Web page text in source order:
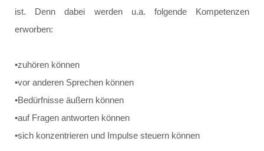
ist. Denn dabei werden u.a. folgende Kompetenzen
erworben:
•zuhören können
•vor anderen Sprechen können
•Bedürfnisse äußern können
•auf Fragen antworten können
•sich konzentrieren und Impulse steuern können